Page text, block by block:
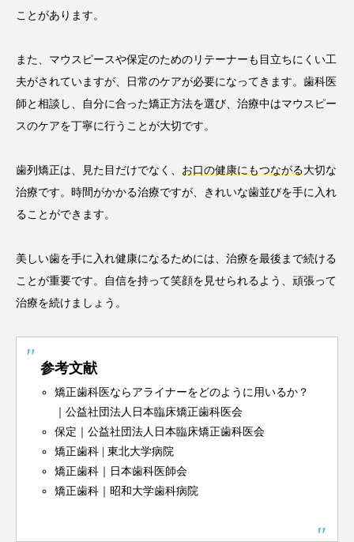
ことがあります。
また、マウスピースや保定のためのリテーナーも目立ちにくい工
夫がされていますが、日常のケアが必要になってきます。歯科医
師と相談し、自分に合った矯正方法を選び、治療中はマウスピー
スのケアを丁寧に行うことが大切です。
歯列矯正は、見た目だけでなく、 お口の健康にもつながる大切な
治療です。時間がかかる治療ですが、きれいな歯並びを手に入れ
ることができます。
美しい歯を手に入れ健康になるためには、治療を最後まで続ける
ことが重要です。自信を持って笑顔を見せられるよう、頑張って
治療を続けましょう。
参考文献
矯正歯科医ならアライナーをどのように用いるか？
｜公益社団法人日本臨床矯正歯科医会
保定｜公益社団法人日本臨床矯正歯科医会
矯正歯科 | 東北大学病院
矯正歯科｜日本歯科医師会
矯正歯科｜昭和大学歯科病院